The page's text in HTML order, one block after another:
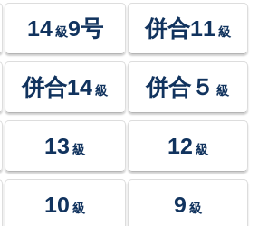
14級9号 併合11 級
併合14 級 併合５ 級
13 級 12 級
10 級 9 級